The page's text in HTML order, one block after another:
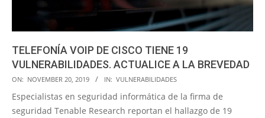
TELEFONÍA VOIP DE CISCO TIENE 19
VULNERABILIDADES. ACTUALICE A LA BREVEDAD
2019-
11-
ON: NOVEMBER 20, 2019 IN: VULNERABILIDADES
Especialistas en seguridad informática de la firma de
seguridad Tenable Research reportan el hallazgo de 19